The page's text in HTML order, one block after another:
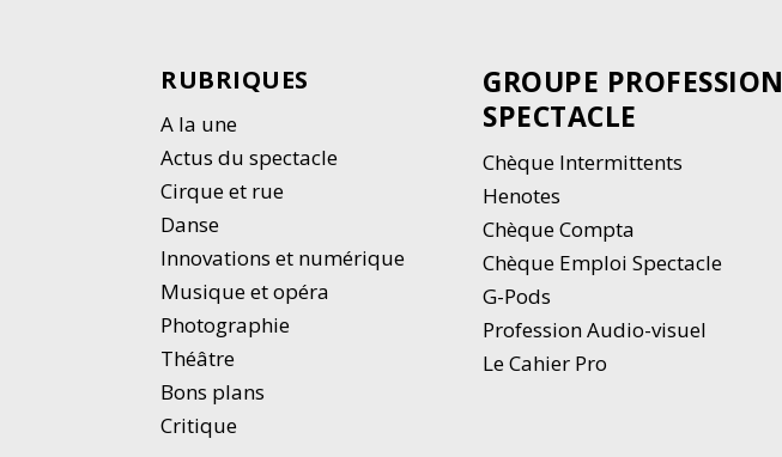
RUBRIQUES
A la une
Actus du spectacle
Cirque et rue
Danse
Innovations et numérique
Musique et opéra
Photographie
Théâtre
Bons plans
Critique
GROUPE PROFESSION
SPECTACLE
Chèque Intermittents
Henotes
Chèque Compta
Chèque Emploi Spectacle
G-Pods
Profession Audio-visuel
Le Cahier Pro